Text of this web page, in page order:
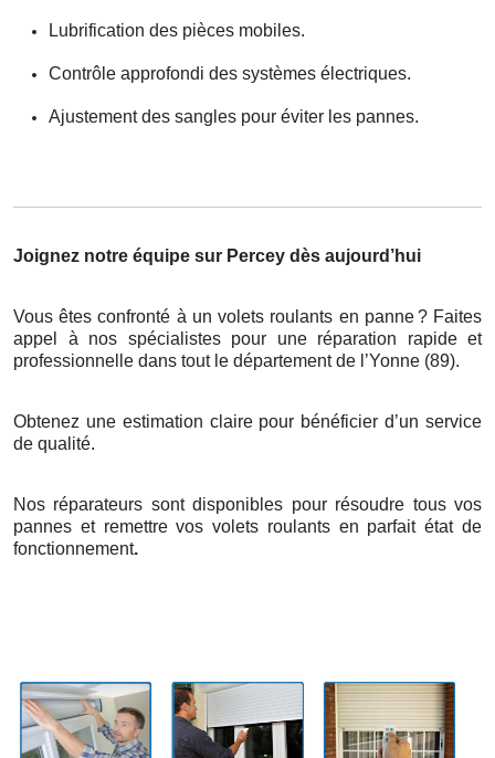
Lubrification des pièces mobiles.
Contrôle approfondi des systèmes électriques.
Ajustement des sangles pour éviter les pannes.
Joignez notre équipe sur Percey dès aujourd’hui
Vous êtes confronté à un volets roulants en panne? Faites
appel à nos spécialistes pour une réparation rapide et
professionnelle dans tout le département de l ’Yonne (89).
Obtenez une estimation claire pour bénéficier d’un service
de qualité.
Nos réparateurs sont disponibles pour résoudre tous vos
pannes et remettre vos volets roulants en parfait état de
fonctionnement.